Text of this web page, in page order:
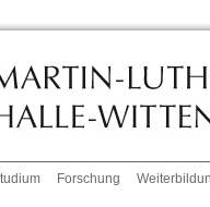
Forschung